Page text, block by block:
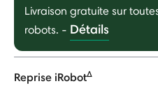
Livraison gratuite sur
robots. - Détails
Reprise iRobotΔ